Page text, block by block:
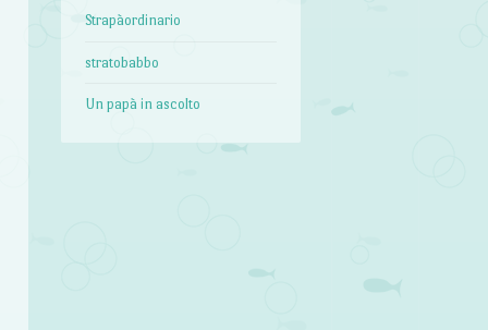
Strapàordinario
stratobabbo
Un papà in ascolto